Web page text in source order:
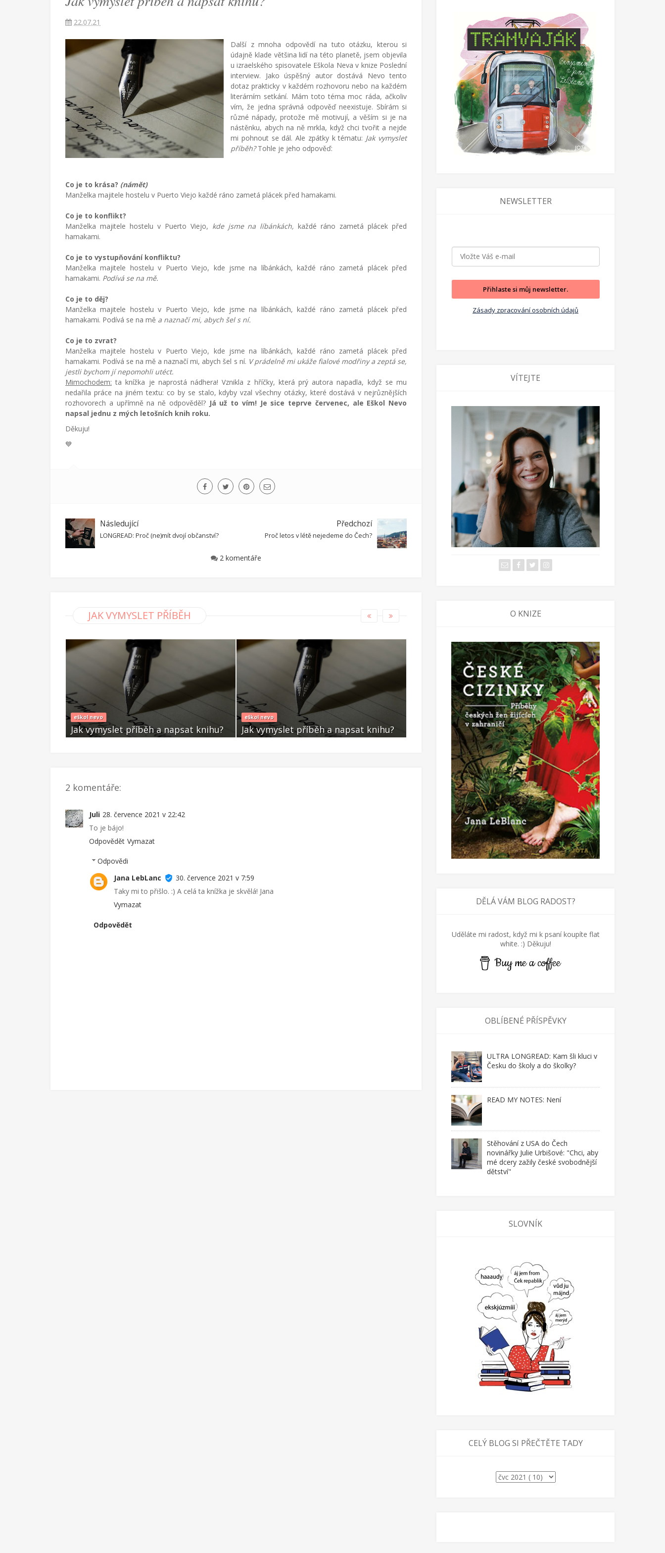
provdaná
Američana
žijící
Turecku
životě
cizích
zemích,
mateřství
radostech
22.07.21
Další z mnoha odpovědí na tuto otázku, kterou si
údajně klade většina lidí na této planetě, jsem objevila
u izraelského spisovatele Eškola Neva v knize Poslední
interview. Jako úspěšný autor dostává Nevo tento
dotaz prakticky v každém rozhovoru nebo na každém
literárním setkání. Mám toto téma moc ráda, ačkoliv
vím, že jedna správná odpověď neexistuje. Sbírám si
různé nápady, protože mě motivují, a věším si je na
nástěnku, abych na ně mrkla, když chci tvořit a nejde
mi pohnout se dál. Ale zpátky k tématu: Jak vymyslet
příběh?Tohle je jeho odpověď:
Co je to krása? (námět)
Manželka majitele hostelu v Puerto Viejo každé ráno zametá plácek před hamakami.
Co je to konflikt?
Manželka majitele hostelu v Puerto Viejo, kde jsme na líbánkách, každé ráno zametá plácek před
hamakami.
Co je to vystupňování konfliktu?
Manželka majitele hostelu v Puerto Viejo, kde jsme na líbánkách, každé ráno zametá plácek před
hamakami. Podívá se na mě.
Co je to děj?
Manželka majitele hostelu v Puerto Viejo, kde jsme na líbánkách, každé ráno zametá plácek před
hamakami. Podívá se na mě a naznačí mi, abych šel s ní.
Co je to zvrat?
Manželka majitele hostelu v Puerto Viejo, kde jsme na líbánkách, každé ráno zametá plácek před
hamakami. Podívá se na mě a naznačí mi, abych šel s ní. V prádelně mi ukáže fialové modřiny a zeptá se,
jestli bychom jí nepomohli utéct.
Mimochodem: ta knížka je naprostá nádhera! Vznikla z hříčky, která prý autora napadla, když se mu
nedařila práce na jiném textu: co by se stalo, kdyby vzal všechny otázky, které dostává v nejrůznějších
rozhovorech a upřímně na ně odpověděl? Já už to vím! Je sice teprve červenec, ale Eškol Nevo
napsal jednu z mých letošních knih roku.
Děkuju!
💙
Následující
LONGREAD: Proč (ne)mít dvojí občanství?
Předchozí
Proč letos v létě nejedeme do Čech?
2 komentáře
JAK VYMYSLET PŘÍBĚH
eškol nevo
Jak vymyslet příběh a napsat knihu?
eškol nevo
Jak vymyslet příběh a napsat knihu? Jak vymyslet příběh a napsat knihu?
Čvc 22 2021
2 komentáře:
Juli 28. července 2021 v 22:42
To je bájo!
Odpovědět Vymazat
Odpovědi
Jana LebLanc
30. července 2021 v 7:59
Taky mi to přišlo. :) A celá ta knížka je skvělá! Jana
Vymazat
Odpovědět
NEWSLETTER
Přihlaste si můj newsletter.
Zásady zpracování osobních údajů
VÍTEJTE
O KNIZE
DĚLÁ VÁM BLOG RADOST?
Uděláte mi radost, když mi k psaní koupíte flat
white. :) Děkuju!
Buy me a coffee
OBLÍBENÉ PŘÍSPĚVKY
ULTRA LONGREAD: Kam šli kluci v
Česku do školy a do školky?
READ MY NOTES: Není
Stěhování z USA do Čech
novinářky Julie Urbišové: "Chci, aby
mé dcery zažily české svobodnější
dětství"
SLOVNÍK
CELÝ BLOG SI PŘEČTĚTE TADY